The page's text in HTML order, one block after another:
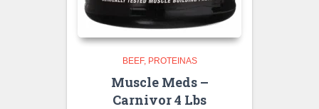
BEEF PROTEINAS
Muscle Meds –
Carnivor 4 Lbs